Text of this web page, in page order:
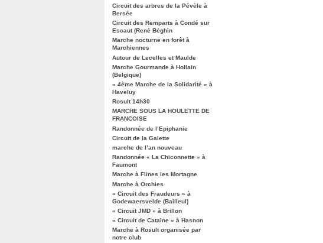
Circuit des arbres de la Pévèle à
Bersée
Circuit des Remparts à Condé sur
Escaut (René Béghin
Marche nocturne en forêt à
Marchiennes
Autour de Lecelles et Maulde
Marche Gourmande à Hollain
(Belgique)
« 4ème Marche de la Solidarité » à
Haveluy
Rosult 14h30
MARCHE SOUS LA HOULETTE DE
FRANCOISE
Randonnée de l’Epiphanie
Circuit de la Galette
marche de l’an nouveau
Randonnée « La Chiconnette » à
Faumont
Marche à Flines les Mortagne
Marche à Orchies
« Circuit des Fraudeurs » à
Godewaersvelde (Bailleul)
« Circuit JMD » à Brillon
« Circuit de Cataine » à Hasnon
Marche à Rosult organisée par
notre club